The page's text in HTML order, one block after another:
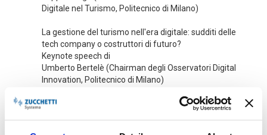
Digitale nel Turismo, Politecnico di Milano)
La gestione del turismo nell'era digitale: sudditi delle
tech company o costruttori di futuro?
Keynote speech di
Umberto Bertelè (Chairman degli Osservatori Digital
Innovation, Politecnico di Milano)
L'Italia agli occhi dei cinesi e dei russi